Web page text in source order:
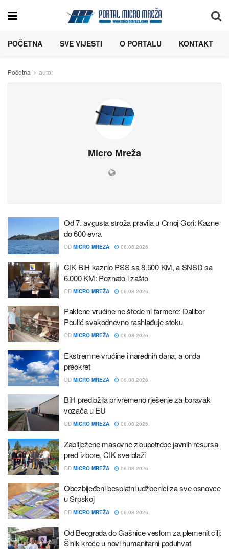
POČETNA SVE VIJESTI O PORTALU KONTAKT
Početna autor
Micro Mreža
Od 7. avgusta stroža pravila u Crnoj Gori: Kazne
do 600 evra
OD MICRO MREŽA 06.08.2026.
CIK BiH kaznio PSS sa 8.500 KM, a SNSD sa
6.000 KM: Poznato i zašto
OD MICRO MREŽA 06.08.2026.
Paklene vrućine ne štede ni farmere: Dalibor
Peulić svakodnevno rashlađuje stoku
OD MICRO MREŽA 06.08.2026.
Ekstremne vrućine i narednih dana, a onda
preokret
OD MICRO MREŽA 06.08.2026.
BiH predložila privremeno rješenje za boravak
vozača u EU
OD MICRO MREŽA 06.08.2026.
Zabilježene masovne zloupotrebe javnih resursa
pred izbore, CIK sve blaži
OD MICRO MREŽA 06.08.2026.
Obezbijeđeni besplatni udžbenici za sve osnovce
u Srpskoj
OD MICRO MREŽA 06.08.2026.
Od Beograda do Gašnice veslom za plemenit cilj:
Šinik kreće u novi humanitarni poduhvat